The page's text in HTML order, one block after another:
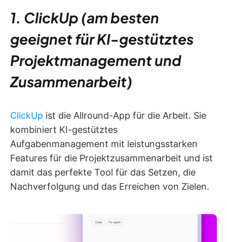
1. ClickUp (am besten
geeignet für KI-gestütztes
Projektmanagement und
Zusammenarbeit)
ClickUp ist die Allround-App für die Arbeit. Sie
kombiniert KI-gestütztes
Aufgabenmanagement mit leistungsstarken
Features für die Projektzusammenarbeit und ist
damit das perfekte Tool für das Setzen, die
Nachverfolgung und das Erreichen von Zielen.